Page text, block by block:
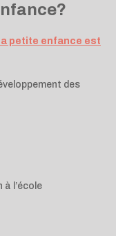
petite enfance est
des
l’école